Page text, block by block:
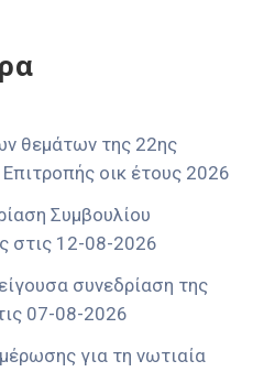
θεμάτων της 22ης
οικ έτους 2026
Συμβουλίου
στις 12-08-2026
συνεδρίαση της
07-08-2026
για τη νωτιαία